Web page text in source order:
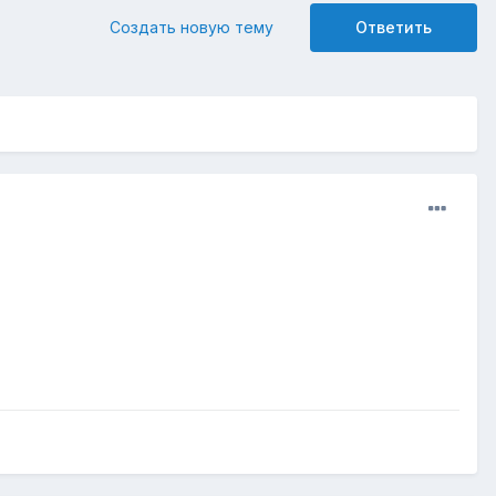
Ответить
Создать новую тему